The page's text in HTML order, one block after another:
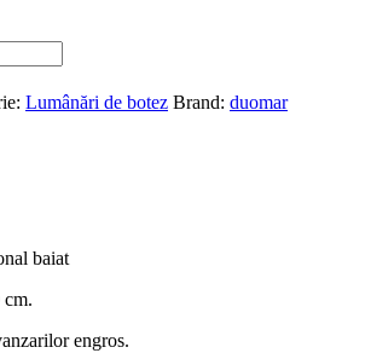
Lumânări de botez Brand: duomar
baiat
cm.
engros.